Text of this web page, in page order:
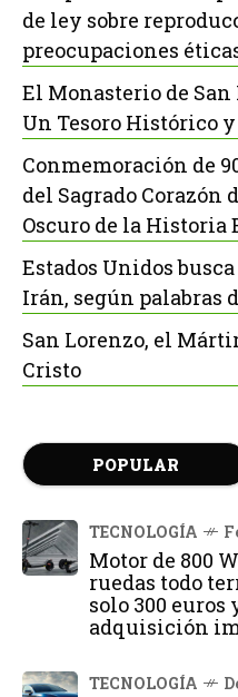
de ley sobre
preocupaciones
El Monasterio de
Un Tesoro Histórico
Conmemoración de
del Sagrado Corazón
Oscuro de la Historia
Estados Unidos
Irán, según palabras
San Lorenzo, el
Cristo
POPULAR
TECNOLOGÍA
Motor de 800
ruedas todo
solo 300
adquisición
TECNOLOGÍA